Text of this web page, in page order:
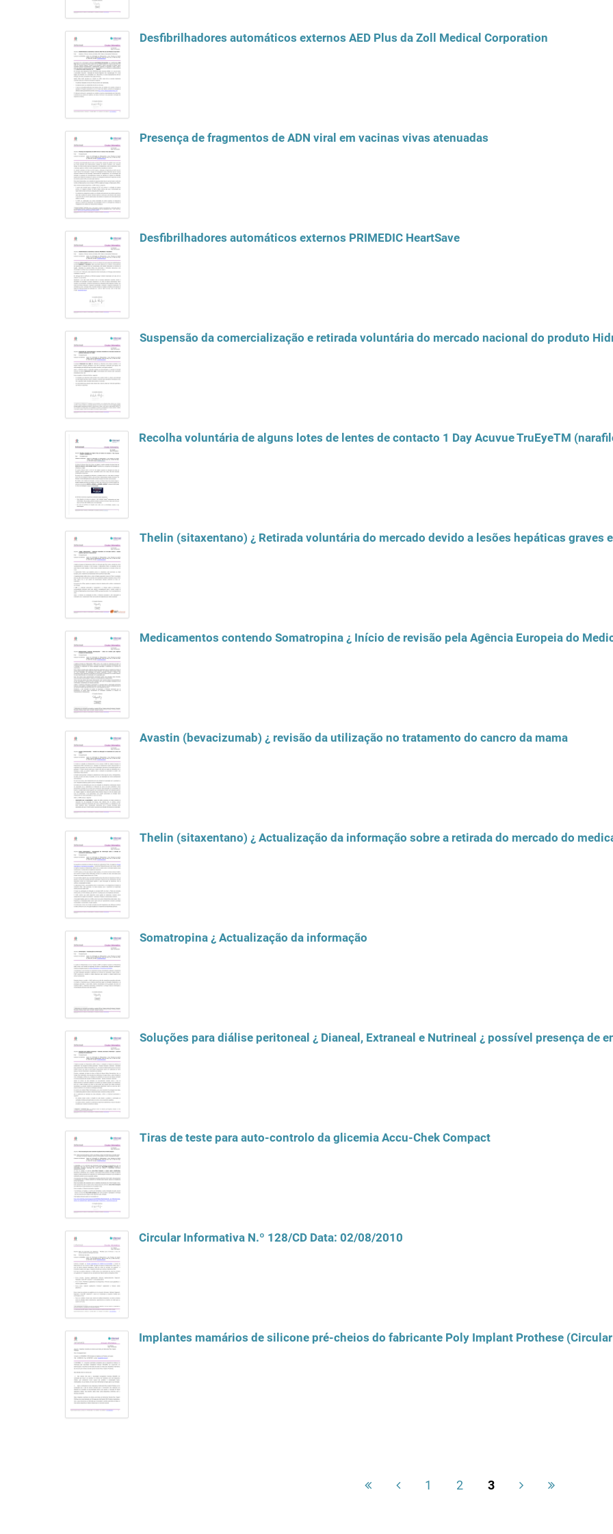
Desfibrilhadores automáticos externos AED Plus da Zoll Medical Corporation
Presença de fragmentos de ADN viral em vacinas vivas atenuadas
Desfibrilhadores automáticos externos PRIMEDIC HeartSave
Suspensão da comercialização e retirada voluntária do mercado nacional do produto
Recolha voluntária de alguns lotes de lentes de contacto 1 Day Acuvue TruEyeTM
Thelin (sitaxentano) ¿ Retirada voluntária do mercado devido a lesões hepáticas graves
Medicamentos contendo Somatropina ¿ Início de revisão pela Agência Europeia do
Avastin (bevacizumab) ¿ revisão da utilização no tratamento do cancro da mama
Thelin (sitaxentano) ¿ Actualização da informação sobre a retirada do mercado do
Somatropina ¿ Actualização da informação
Soluções para diálise peritoneal ¿ Dianeal, Extraneal e Nutrineal ¿ possível presença de
Tiras de teste para auto-controlo da glicemia Accu-Chek Compact
Circular Informativa N.º 128/CD Data: 02/08/2010
Implantes mamários de silicone pré-cheios do fabricante Poly Implant Prothese
1 2 3